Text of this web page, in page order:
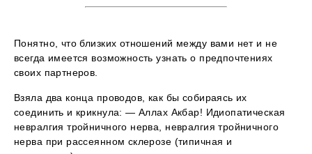
Понятно, что близких отношений между вами нет и не
всегда имеется возможность узнать о предпочтениях
своих партнеров.
Взяла два конца проводов, как бы собираясь их
соединить и крикнула: — Аллах Акбар! Идиопатическая
невралгия тройничного нерва, невралгия тройничного
нерва при рассеянном склерозе (типичная и